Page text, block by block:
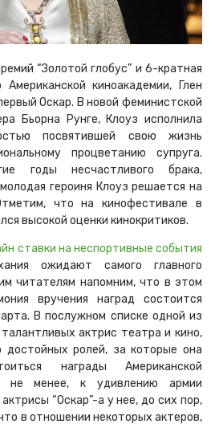
“Золотой глобус” и 6-кратная
киноакадемии, Глен
Оскар. В новой феминистской
Бьорна Рунге, Клоуз исполнила
посвятившей свою жизнь
процветанию супруга.
годы несчастливого брака,
героиня Клоуз решается на
что на кинофестивале в
высокой оценки кинокритиков.
ставки на неспортивные события
ожидают самого главного
читателям напомним, что в этом
вручения наград состоится
В послужном списке одной из
актрис театра и кино,
ролей, за которые она
награды Американской
не менее, к удивлению армии
“Оскар”-а у нее, до сих пор,
в отношении некоторых актеров,